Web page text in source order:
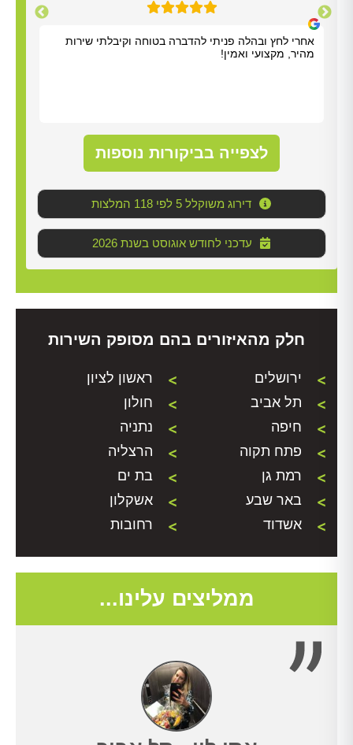
אחרי לחץ ובהלה פניתי להדברה בטוחה וקיבלתי שירות
מהיר, מקצועי ואמין!
לצפייה בביקורות נוספות
דירוג משוקלל 5 לפי 118 המלצות
2026 עדכני לחודש אוגוסט בשנת
חלק מהאיזורים בהם מסופק השירות
ירושלים
ראשון לציון
תל אביב
חולון
חיפה
נתניה
פתח תקוה
הרצליה
רמת גן
בת ים
באר שבע
אשקלון
אשדוד
רחובות
ממליצים עלינו...